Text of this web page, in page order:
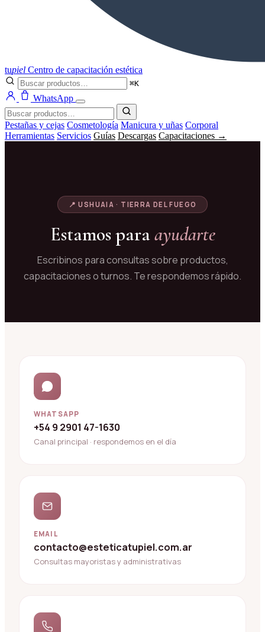
tupiel Centro de capacitación estética
⌘K
WhatsApp
Pestañas y cejas Cosmetología Manicura y uñas Corporal
Herramientas Servicios Guías Descargas Capacitaciones →
📍 USHUAIA · TIERRA DEL FUEGO
Estamos paraayudarte
Escribinos para consultas sobre productos,
capacitaciones o turnos. Te respondemos rápido.
WHATSAPP
+54 9 2901 47-1630
Canal principal · respondemos en el día
EMAIL
contacto@esteticatupiel.com.ar
Consultas mayoristas y administrativas